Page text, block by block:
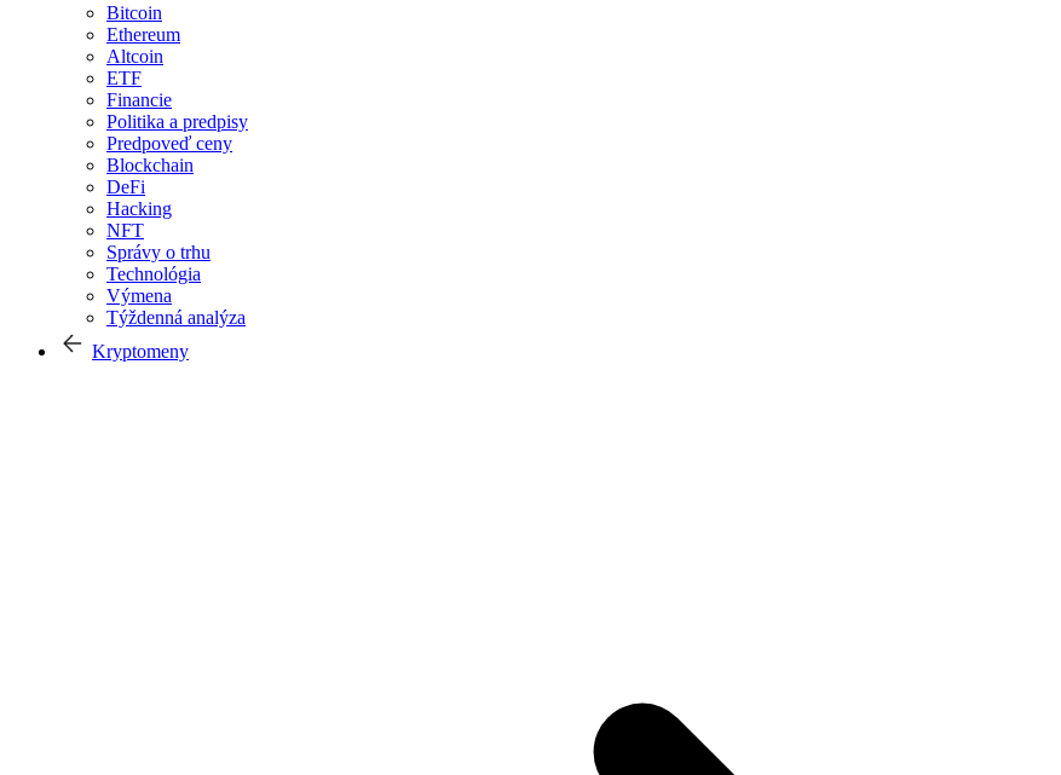
Bitcoin
Ethereum
Altcoin
ETF
Financie
Politika a predpisy
Predpoveď ceny
Blockchain
DeFi
Hacking
NFT
Správy o trhu
Technológia
Výmena
Týždenná analýza
Kryptomeny